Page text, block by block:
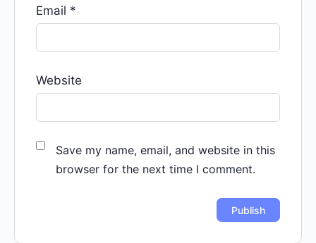
Email *
Website
Save my name, email, and website in this
browser for the next time I comment.